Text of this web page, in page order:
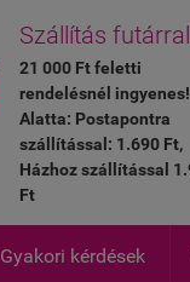
Szállítás futárral
21 000 Ft feletti
rendelésnél ingyenes!
Alatta: Postapontra
szállítással: 1.690 Ft,
Házhoz szállítással
Ft
Gyakori kérdések